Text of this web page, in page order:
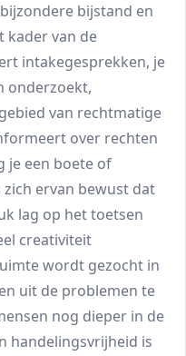
bijstand en
kader van de
intakegesprekken, je
onderzoekt,
van rechtmatige
over rechten
je een boete of
ervan bewust dat
lag op het toetsen
creativiteit
wordt gezocht in
uit de problemen te
nog dieper in de
handelingsvrijheid is